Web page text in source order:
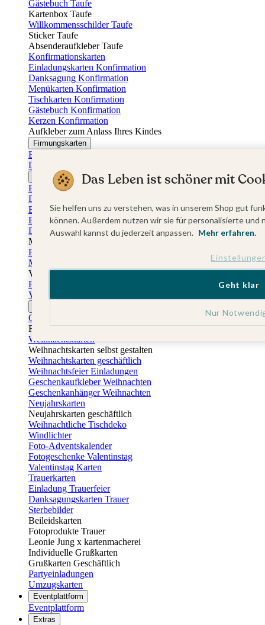
Gästebuch Taufe
Kartenbox Taufe
Willkommensschilder Taufe
Sticker Taufe
Absenderaufkleber Taufe
Konfirmationskarten
Einladungskarten Konfirmation
Danksagung Konfirmation
Menükarten Konfirmation
Tischkarten Konfirmation
Gästebuch Konfirmation
Kerzen Konfirmation
Aufkleber zum Anlass Ihres Kindes
Firmungskarten
Einladungskarten Firmung
Dankeskarten Firmung
Jugendweihekarten
Einladungskarten Jugendweihe
Dankeskarten Jugendweihe
Einschulungskarten
Einladungskarten Einschulung
Danksagung Einschulung
Muttertag
Fotogeschenke Muttertag
Muttertagskarten
Vatertag
Fotogeschenke Vatertag
Vatertagskarten
Osterkarten
Fotogeschenke zu Ostern
Weihnachtskarten
Weihnachtskarten selbst gestalten
Weihnachtskarten geschäftlich
Weihnachtsfeier Einladungen
Geschenkaufkleber Weihnachten
Geschenkanhänger Weihnachten
Neujahrskarten
Neujahrskarten geschäftlich
Weihnachtliche Tischdeko
Windlichter
Foto-Adventskalender
Fotogeschenke Valentinstag
Valentinstag Karten
Trauerkarten
Einladung Trauerfeier
Danksagungskarten Trauer
Sterbebilder
Beileidskarten
Fotoprodukte Trauer
Leonie Jung x kartenmacherei
Individuelle Grußkarten
Grußkarten Geschäftlich
Partyeinladungen
Umzugskarten
Eventplattform
Eventplattform
Extras
Das Leben ist schöner mit
Sie helfen uns zu verstehen, was in unserem Shop gut
können. Außerdem nutzen wir sie für personalisierte
Auswahl kannst du jederzeit anpassen. Mehr erfahren.
Nur
Geht klar